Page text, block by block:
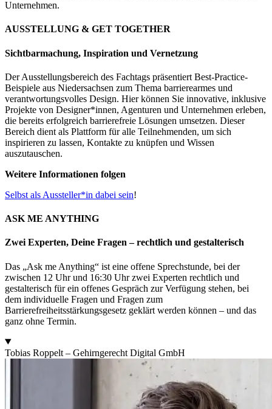
Unternehmen.
AUSSTELLUNG & GET TOGETHER
Sichtbarmachung, Inspiration und Vernetzung
Der Ausstellungsbereich des Fachtags präsentiert Best-Practice-
Beispiele aus Niedersachsen zum Thema barrierearmes und
verantwortungsvolles Design. Hier können Sie innovative, inklusive
Projekte von Designer*innen, Agenturen und Unternehmen erleben,
die bereits erfolgreich barrierefreie Lösungen umsetzen. Dieser
Bereich dient als Plattform für alle Teilnehmenden, um sich
inspirieren zu lassen, Kontakte zu knüpfen und Wissen
auszutauschen.
Weitere Informationen folgen
Selbst als Aussteller*in dabei sein!
ASK ME ANYTHING
Zwei Experten, Deine Fragen – rechtlich und gestalterisch
Das „Ask me Anything“ ist eine offene Sprechstunde, bei der
zwischen 12 Uhr und 16:30 Uhr zwei Experten rechtlich und
gestalterisch für ein offenes Gespräch zur Verfügung stehen, bei
dem individuelle Fragen und Fragen zum
Barrierefreiheitsstärkungsgesetz geklärt werden können – und das
ganz ohne Termin.
Tobias Roppelt – Gehirngerecht Digital GmbH